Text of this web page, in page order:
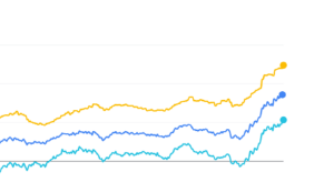
アンソロピックに追加投資